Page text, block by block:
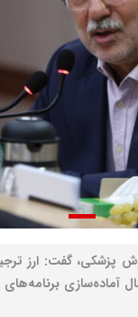
پزشکی، گفت: ارز
برنامه‌های